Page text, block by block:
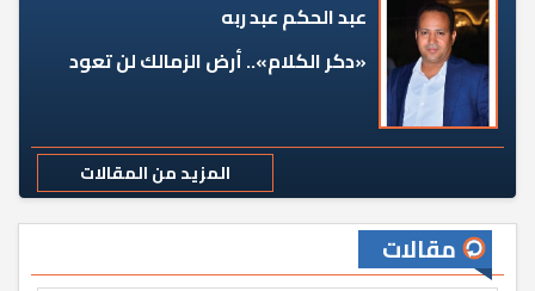
عبد الحكم عبد ربه
«دكر الكلام».. أرض الزمالك لن تعود
المزيد من المقالات
مقالات